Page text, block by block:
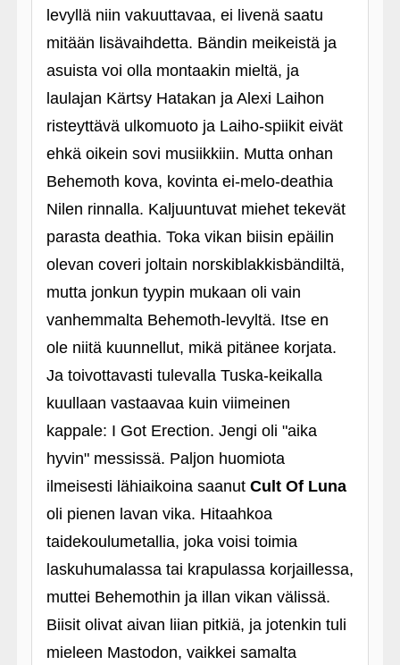
levyllä niin vakuuttavaa, ei livenä saatu
mitään lisävaihdetta. Bändin meikeistä ja
asuista voi olla montaakin mieltä, ja
laulajan Kärtsy Hatakan ja Alexi Laihon
risteyttävä ulkomuoto ja Laiho-spiikit eivät
ehkä oikein sovi musiikkiin. Mutta onhan
Behemoth kova, kovinta ei-melo-deathia
Nilen rinnalla. Kaljuuntuvat miehet tekevät
parasta deathia. Toka vikan biisin epäilin
olevan coveri joltain norskiblakkisbändiltä,
mutta jonkun tyypin mukaan oli vain
vanhemmalta Behemoth-levyltä. Itse en
ole niitä kuunnellut, mikä pitänee korjata.
Ja toivottavasti tulevalla Tuska-keikalla
kuullaan vastaavaa kuin viimeinen
kappale: I Got Erection. Jengi oli "aika
hyvin" messissä. Paljon huomiota
ilmeisesti lähiaikoina saanut Cult Of Luna
oli pienen lavan vika. Hitaahkoa
taidekoulumetallia, joka voisi toimia
laskuhumalassa tai krapulassa korjaillessa,
muttei Behemothin ja illan vikan välissä.
Biisit olivat aivan liian pitkiä, ja jotenkin tuli
mieleen Mastodon, vaikkei samalta